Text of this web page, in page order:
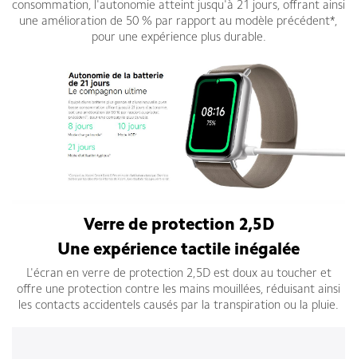
consommation, l'autonomie atteint jusqu'à 21 jours, offrant ainsi
une amélioration de 50 % par rapport au modèle précédent*,
pour une expérience plus durable.
Verre de protection 2,5D
Une expérience tactile inégalée
L'écran en verre de protection 2,5D est doux au toucher et
offre une protection contre les mains mouillées, réduisant ainsi
les contacts accidentels causés par la transpiration ou la pluie.